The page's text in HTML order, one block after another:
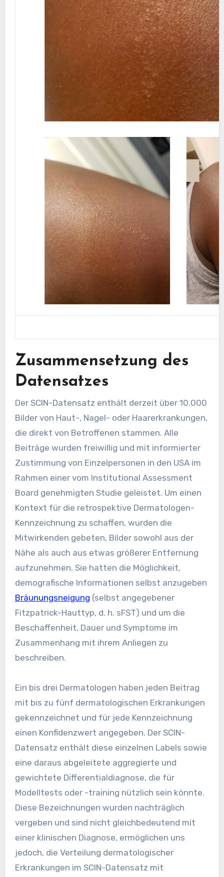
Zusammensetzung des
Datensatzes
Der SCIN-Datensatz enthält derzeit über 10.000
Bilder von Haut-, Nagel- oder Haarerkrankungen,
die direkt von Betroffenen stammen. Alle
Beiträge wurden freiwillig und mit informierter
Zustimmung von Einzelpersonen in den USA im
Rahmen einer vom Institutional Assessment
Board genehmigten Studie geleistet. Um einen
Kontext für die retrospektive Dermatologen-
Kennzeichnung zu schaffen, wurden die
Mitwirkenden gebeten, Bilder sowohl aus der
Nähe als auch aus etwas größerer Entfernung
aufzunehmen. Sie hatten die Möglichkeit,
demografische Informationen selbst anzugeben
Bräunungsneigung (selbst angegebener
Fitzpatrick-Hauttyp, d. h. sFST) und um die
Beschaffenheit, Dauer und Symptome im
Zusammenhang mit ihrem Anliegen zu
beschreiben.
Ein bis drei Dermatologen haben jeden Beitrag
mit bis zu fünf dermatologischen Erkrankungen
gekennzeichnet und für jede Kennzeichnung
einen Konfidenzwert angegeben. Der SCIN-
Datensatz enthält diese einzelnen Labels sowie
eine daraus abgeleitete aggregierte und
gewichtete Differentialdiagnose, die für
Modelltests oder -training nützlich sein könnte.
Diese Bezeichnungen wurden nachträglich
vergeben und sind nicht gleichbedeutend mit
einer klinischen Diagnose, ermöglichen uns
jedoch, die Verteilung dermatologischer
Erkrankungen im SCIN-Datensatz mit